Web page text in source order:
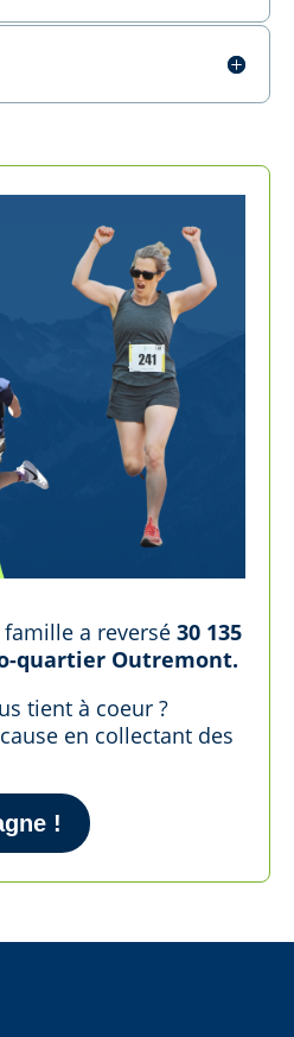
a reversé 30 135
quartier Outremont.
tient à coeur ?
en collectant des
!